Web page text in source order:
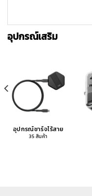
อุปกรณ์เสริม
อุปกรณ์ชาร์จไร้สาย
35 สินค้า